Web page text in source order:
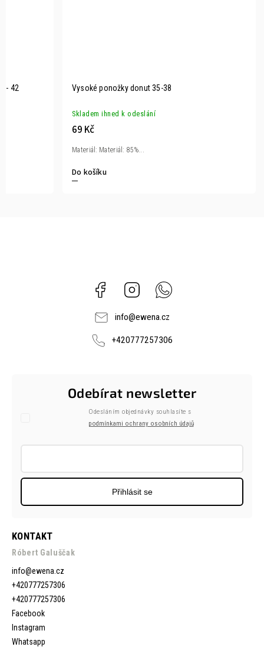
- 42 Vysoké ponožky donut 35-38
Skladem ihned k odeslání
69 Kč
Do košíku
Materiál: Materiál: 85%...
Facebook Instagram
info@ewena.cz
+420777257306
KONTAKT
Róbert Galuščak
info@ewena.cz
+420777257306
+420777257306
Facebook
Instagram
Whatsapp
Odebírat newsletter
Odesláním objednávky souhlasíte s
podmínkami ochrany osobních údajů
Přihlásit se